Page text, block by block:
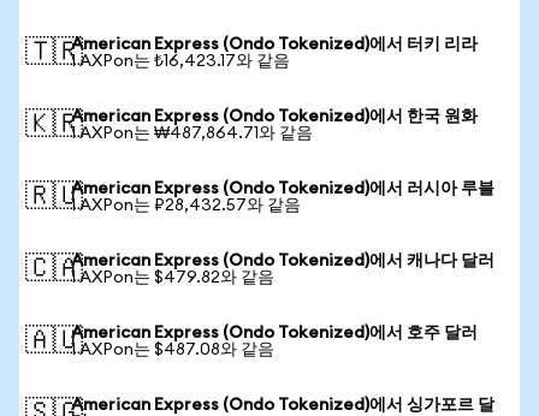
🇹🇷American Express (Ondo Tokenized)에서 터키 리라
1 AXPon는 ₺16,423.17와 같음
🇰🇷American Express (Ondo Tokenized)에서 한국 원화
1 AXPon는 ₩487,864.71와 같음
🇷🇺American Express (Ondo Tokenized)에서 러시아 루블
1 AXPon는 ₽28,432.57와 같음
🇨🇦American Express (Ondo Tokenized)에서 캐나다 달러
1 AXPon는 $479.82와 같음
🇦🇺American Express (Ondo Tokenized)에서 호주 달러
1 AXPon는 $487.08와 같음
American Express (Ondo Tokenized)에서 싱가포르 달